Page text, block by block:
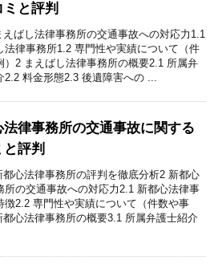
ミと評判
えばし法律事務所の交通事故への対応力1.1
法律事務所1.2 専門性や実績について（件
）2 まえばし法律事務所の概要2.1 所属弁
2.2 料金形態2.3 後遺障害への ...
法律事務所の交通事故に関する
と評判
都心法律事務所の評判を徹底分析2 新都心
所の交通事故への対応力2.1 新都心法律事
徴2.2 専門性や実績について（件数や事
都心法律事務所の概要3.1 所属弁護士紹介